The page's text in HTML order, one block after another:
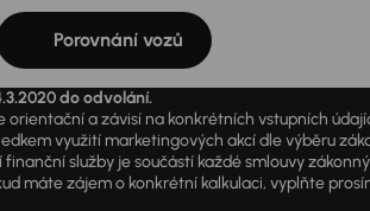
Porovnání vozů
do odvolání.
a závisí na konkrétních vstupních
využití marketingových akcí dle výběru
služby je součástí každé smlouvy
máte zájem o konkrétní kalkulaci, vyplňte